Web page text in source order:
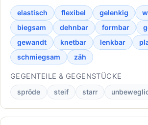
elastisch flexibel gelenkig
biegsam
dehnbar formbar
gewandt
knetbar lenkbar
schmiegsam
zäh
GEGENTEILE & GEGENSTÜCKE
spröde steif starr